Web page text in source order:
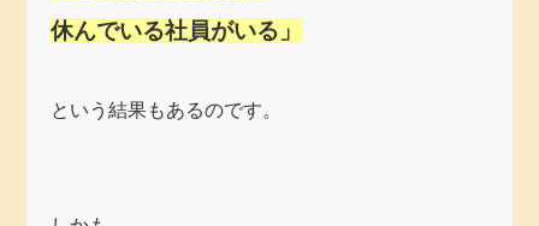
休んでいる社員がいる」
という結果もあるのです。